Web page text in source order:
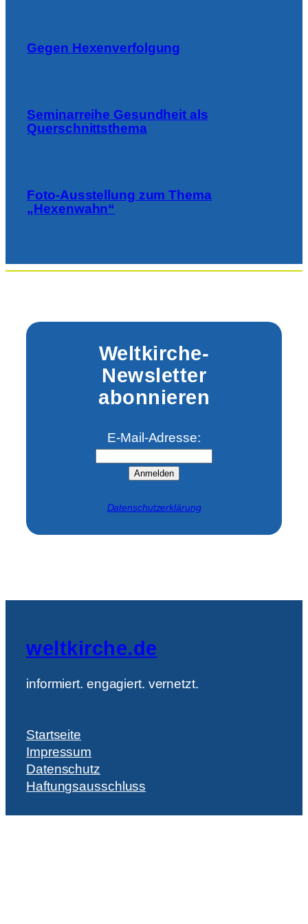
Gegen Hexenverfolgung
Seminarreihe Gesundheit als
Querschnittsthema
Foto-Ausstellung zum Thema
„Hexenwahn“
Weltkirche-
Newsletter
abonnieren
E-Mail-Adresse:
Anmelden
Datenschutzerklärung
weltkirche.de
informiert. engagiert. vernetzt.
Startseite
Impressum
Datenschutz
Haftungsausschluss